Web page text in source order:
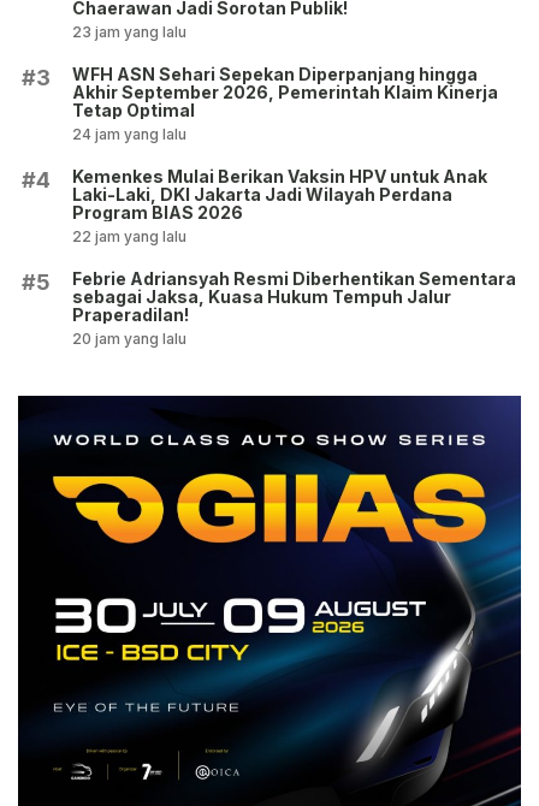
Chaerawan Jadi Sorotan Publik!
23 jam yang lalu
#3
WFH ASN Sehari Sepekan Diperpanjang hingga
Akhir September 2026, Pemerintah Klaim Kinerja
Tetap Optimal
24 jam yang lalu
#4
Kemenkes Mulai Berikan Vaksin HPV untuk Anak
Laki-Laki, DKI Jakarta Jadi Wilayah Perdana
Program BIAS 2026
22 jam yang lalu
#5
Febrie Adriansyah Resmi Diberhentikan Sementara
sebagai Jaksa, Kuasa Hukum Tempuh Jalur
Praperadilan!
20 jam yang lalu